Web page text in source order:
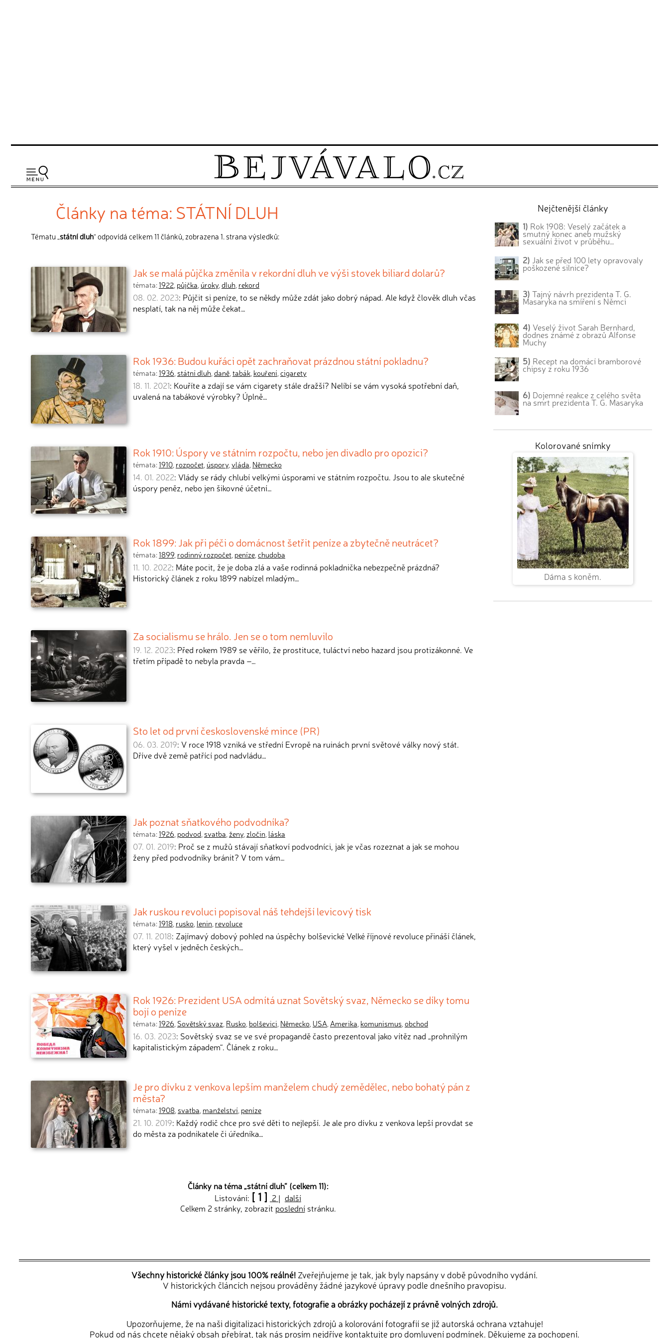
Články na téma: STÁTNÍ DLUH
Tématu „státní dluh“ odpovídá celkem 11 článků, zobrazena 1. strana výsledků:
Jak se malá půjčka změnila v rekordní dluh ve výši stovek biliard dolarů?
témata:1922, půjčka, úroky,dluh, rekord
08. 02. 2023: Půjčit si peníze, to se někdy může zdát jako dobrý nápad. Ale když člověk dluh včas
nesplatí, tak na něj může čekat…
Rok 1936: Budou kuřáci opět zachraňovat prázdnou státní pokladnu?
témata:1936, státní dluh,daně,tabák, kouření,cigarety
18. 11. 2021: Kouříte a zdají se vám cigarety stále dražší? Nelíbí se vám vysoká spotřební daň,
uvalená na tabákové výrobky? Úplně…
Rok 1910: Úspory ve státním rozpočtu, nebo jen divadlo pro opozici?
témata:1910, rozpočet, úspory,vláda, Německo
14. 01. 2022: Vlády se rády chlubí velkými úsporami ve státním rozpočtu. Jsou to ale skutečné
úspory peněz, nebo jen šikovné účetní…
Rok 1899: Jak při péči o domácnost šetřit peníze a zbytečně neutrácet?
témata:1899, rodinný rozpočet, peníze,chudoba
11. 10. 2022: Máte pocit, že je doba zlá a vaše rodinná pokladnička nebezpečně prázdná?
Historický článek z roku 1899 nabízel mladým…
Za socialismu se hrálo. Jen se o tom nemluvilo
19. 12. 2023: Před rokem 1989 se věřilo, že prostituce, tuláctví nebo hazard jsou protizákonné. Ve
třetím případě to nebyla pravda –…
Sto let od první československé mince (PR)
06. 03. 2019: V roce 1918 vzniká ve střední Evropě na ruinách první světové války nový stát.
Dříve dvě země patřící pod nadvládu…
Jak poznat sňatkového podvodníka?
témata:1926, podvod, svatba, ženy, zločin, láska
07. 01. 2019: Proč se z mužů stávají sňatkoví podvodníci, jak je včas rozeznat a jak se mohou
ženy před podvodníky bránit? V tom vám…
Jak ruskou revoluci popisoval náš tehdejší levicový tisk
témata:1918, rusko, lenin, revoluce
07. 11. 2018: Zajímavý dobový pohled na úspěchy bolševické Velké říjnové revoluce přináší článek,
který vyšel v jedněch českých…
Rok 1926: Prezident USA odmítá uznat Sovětský svaz, Německo se díky tomu
bojí o peníze
témata:1926, Sovětský svaz, Rusko, bolševici, Německo, USA,Amerika, komunismus,obchod
16. 03. 2023: Sovětský svaz se ve své propagandě často prezentoval jako vítěz nad „prohnilým
kapitalistickým západem“. Článek z roku…
Je pro dívku z venkova lepším manželem chudý zemědělec, nebo bohatý pán z
města?
témata:1908, svatba, manželství, peníze
21. 10. 2019: Každý rodič chce pro své děti to nejlepší. Je ale pro dívku z venkova lepší provdat se
do města za podnikatele či úředníka…
Články na téma „státní dluh“ (celkem 11):
Listování: [ 1 ] 2 | další
Celkem 2 stránky, zobrazit poslednístránku.
Nejčtenější články
1) Rok 1908: Veselý začátek a
smutný konec aneb mužský
sexuální život v průběhu…
2) Jak se před 100 lety opravovaly
poškozené silnice?
3) Tajný návrh prezidenta T. G.
Masaryka na smíření s Němci
4) Veselý život Sarah Bernhard,
dodnes známé z obrazů Alfonse
Muchy
5) Recept na domácí bramborové
chipsy z roku 1936
6) Dojemné reakce z celého světa
na smrt prezidenta T. G. Masaryka
Kolorované snímky
Dáma s koněm.
Všechny historické články jsou 100% reálné! Zveřejňujeme je tak, jak byly napsány v době původního vydání.
V historických článcích nejsou prováděny žádné jazykové úpravy podle dnešního pravopisu.
Námi vydávané historické texty, fotografie a obrázky pocházejí z právně volných zdrojů.
Upozorňujeme, že na naši digitalizaci historických zdrojů a kolorování fotografií se již autorská ochrana vztahuje!
Pokud od nás chcete nějaký obsah přebírat, tak nás prosím nejdříve kontaktujte pro domluvení podmínek. Děkujeme za pochopení.